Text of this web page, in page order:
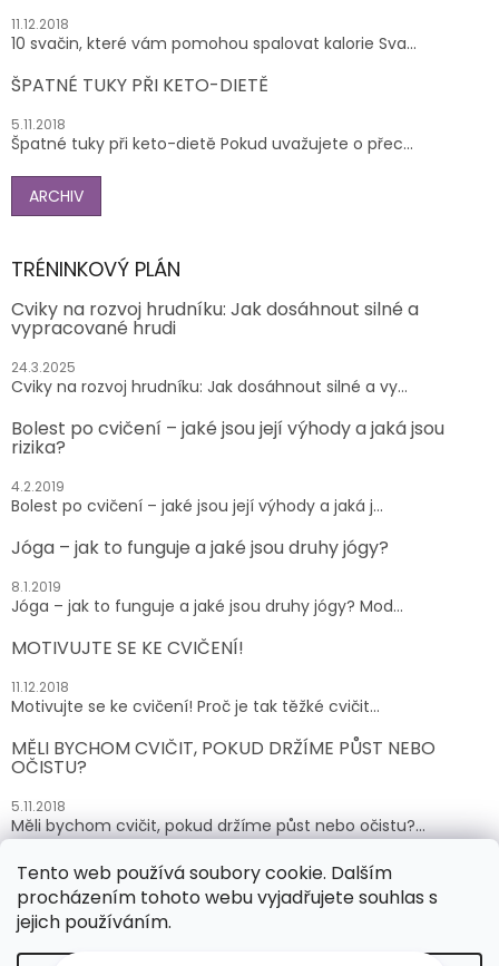
Tento web používá soubory cookie. Dalším
procházením tohoto webu vyjadřujete souhlas s
jejich používáním.
11.12.2018
10 svačin, které vám pomohou spalovat kalorie Sva...
ŠPATNÉ TUKY PŘI KETO-DIETĚ
5.11.2018
Špatné tuky při keto-dietě Pokud uvažujete o přec...
ARCHIV
TRÉNINKOVÝ PLÁN
Cviky na rozvoj hrudníku: Jak dosáhnout silné a
vypracované hrudi
24.3.2025
Cviky na rozvoj hrudníku: Jak dosáhnout silné a vy...
Bolest po cvičení – jaké jsou její výhody a jaká jsou
rizika?
4.2.2019
Bolest po cvičení – jaké jsou její výhody a jaká j...
Jóga – jak to funguje a jaké jsou druhy jógy?
8.1.2019
Jóga – jak to funguje a jaké jsou druhy jógy? Mod...
MOTIVUJTE SE KE CVIČENÍ!
11.12.2018
Motivujte se ke cvičení! Proč je tak těžké cvičit...
MĚLI BYCHOM CVIČIT, POKUD DRŽÍME PŮST NEBO
OČISTU?
5.11.2018
Měli bychom cvičit, pokud držíme půst nebo očistu?...
ARCHIV